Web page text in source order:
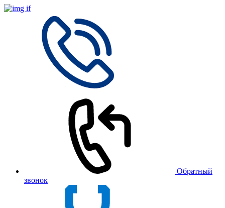
Обратный
звонок